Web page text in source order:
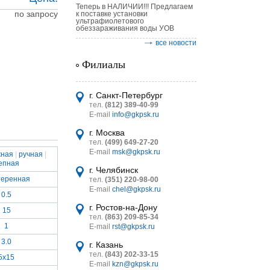
MINI
по запросу
ручная
0.5
15
1
3.0
Теперь в НАЛИЧИИ!!! Предлагаем
к поставке установки
ультрафиолетового
обеззараживания воды УОВ
все новости
Филиалы
г. Санкт-Петербург
тел. (812) 389-40-99
E-mail info@gkpsk.ru
г. Москва
тел. (499) 649-27-20
E-mail msk@gkpsk.ru
г. Челябинск
тел. (351) 220-98-00
E-mail chel@gkpsk.ru
г. Ростов-на-Дону
тел. (863) 209-85-34
E-mail rst@gkpsk.ru
г. Казань
тел. (843) 202-33-15
E-mail
kzn@gkpsk.ru